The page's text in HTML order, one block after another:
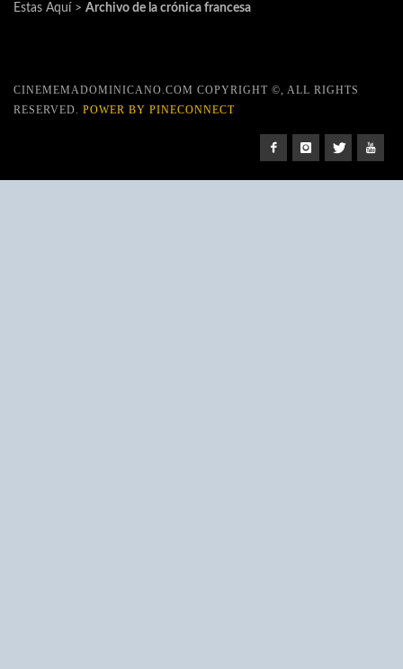
Estas Aquí > Archivo de la crónica francesa
CINEMEMADOMINICANO.COM COPYRIGHT ©, ALL RIGHTS
RESERVED. POWER BY PINECONNECT